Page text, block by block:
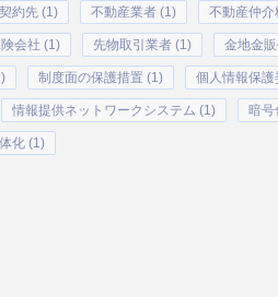
契約先 (1) 不動産業者 (1) 不動産仲介
会社 (1) 先物取引業者 (1) 金地金
制度面の保護措置 (1) 個人情報保
情報提供ネットワークシステム (1) 暗号
化 (1)